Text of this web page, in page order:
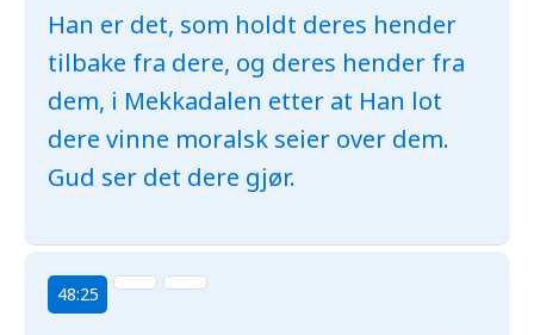
Han er det, som holdt deres hender
tilbake fra dere, og deres hender fra
dem, i Mekkadalen etter at Han lot
dere vinne moralsk seier over dem.
Gud ser det dere gjør.
48:25